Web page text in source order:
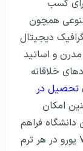
کسب
همچون
دیجیتال
مدرن و اساتید
خلاقانه
تحصیل در
امکان
دانشگاه فراهم
است. هزینه‌ تحصیل در این دانشگاه ۷۶۲.۷۲ یورو در هر ترم